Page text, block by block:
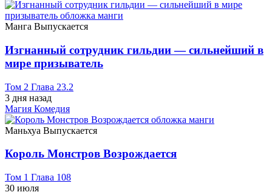
Манга Выпускается
Изгнанный сотрудник гильдии — сильнейший в
мире призыватель
Том 2 Глава 23.2
3 дня назад
Магия Комедия
Маньхуа Выпускается
Король Монстров Возрождается
Том 1 Глава 108
30 июля